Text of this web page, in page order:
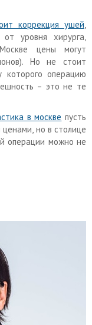
коррекция ушей
уровня хирурга,
цены могут
Но не стоит
которого операцию
– это не те
в москве пусть
но в столице
операции можно не